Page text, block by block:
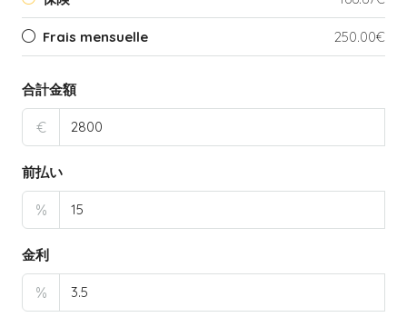
Frais mensuelle 250.00€
合計金額
€
前払い
%
金利
%